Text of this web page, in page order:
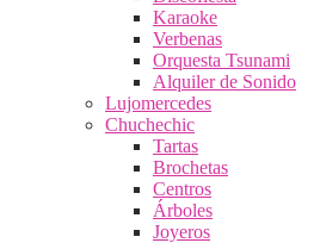
Karaoke
Verbenas
Orquesta Tsunami
Alquiler de Sonido
Lujomercedes
Chuchechic
Tartas
Brochetas
Centros
Árboles
Joyeros